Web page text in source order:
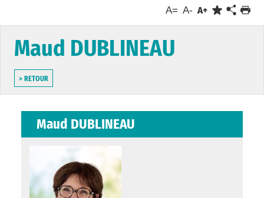
A= A- A+
Maud DUBLINEAU
> RETOUR
Maud DUBLINEAU